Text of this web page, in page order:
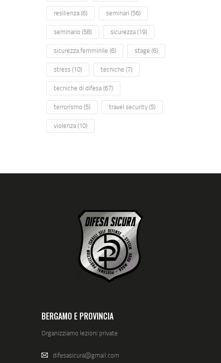
resilienza(6) seminari (56)
seminario (58) sicurezza(19)
sicurezza femminile (6) stage (6)
stress(10) tecniche (7)
tecniche di difesa(67)
terrorismo (5) travel security(5)
violenza(10)
BERGAMO E PROVINCIA
Organizziamo lezioni private
difesasicura@gmail.com